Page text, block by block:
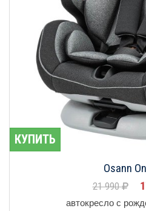
КУПИТЬ
Osann
21 990
автокресло с